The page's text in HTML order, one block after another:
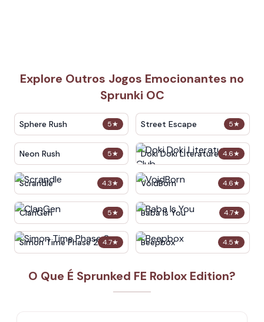
Explore Outros Jogos Emocionantes no
Sprunki OC
5★
Sphere Rush 5★
Street Escape
5★
Neon Rush 4.6★
Doki Doki Literature Club
4.3★
Scrandle 4.6★
VoidBorn
5★
ClanGen 4.7★
Baba Is You
4.7★
Simon Time Phase 2 4.5★
Beepbox
O Que É Sprunked FE Roblox Edition?